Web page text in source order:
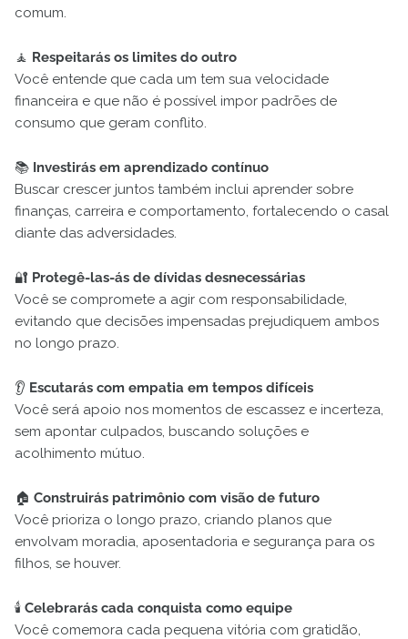
comum.
🧘 Respeitarás os limites do outro
Você entende que cada um tem sua velocidade
financeira e que não é possível impor padrões de
consumo que geram conflito.
📚 Investirás em aprendizado contínuo
Buscar crescer juntos também inclui aprender sobre
finanças, carreira e comportamento, fortalecendo o casal
diante das adversidades.
🔐 Protegê-las-ás de dívidas desnecessárias
Você se compromete a agir com responsabilidade,
evitando que decisões impensadas prejudiquem ambos
no longo prazo.
👂 Escutarás com empatia em tempos difíceis
Você será apoio nos momentos de escassez e incerteza,
sem apontar culpados, buscando soluções e
acolhimento mútuo.
🏠 Construirás patrimônio com visão de futuro
Você prioriza o longo prazo, criando planos que
envolvam moradia, aposentadoria e segurança para os
filhos, se houver.
🕯️ Celebrarás cada conquista como equipe
Você comemora cada pequena vitória com gratidão,